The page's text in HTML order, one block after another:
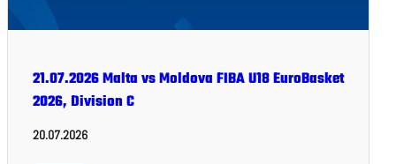
21.07.2026 Malta vs Moldova FIBA U18 EuroBasket
2026, Division C
20.07.2026